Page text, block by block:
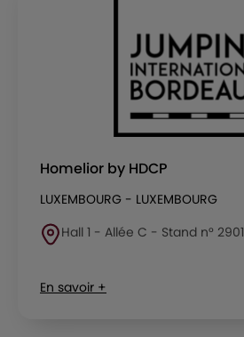
Homelior by HDCP
LUXEMBOURG - LUXEMBOURG
Hall 1 - Allée C - Stand n° 2901
En savoir +